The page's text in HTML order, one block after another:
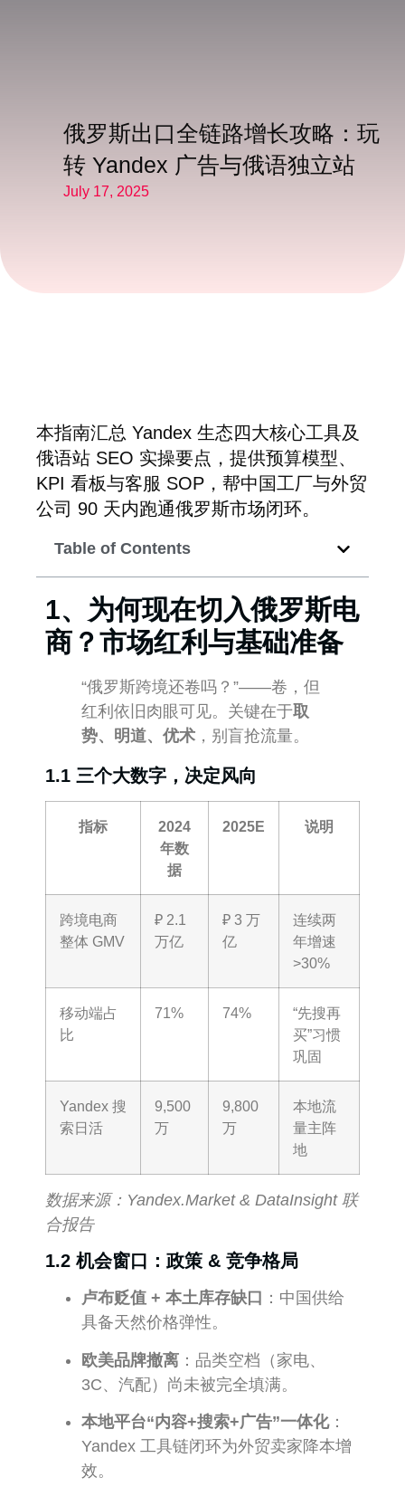
俄罗斯出口全链路增长攻略：玩
转 Yandex 广告与俄语独立站
July 17, 2025
本指南汇总 Yandex 生态四大核心工具及
俄语站 SEO 实操要点，提供预算模型、
KPI 看板与客服 SOP，帮中国工厂与外贸
公司 90 天内跑通俄罗斯市场闭环。
Table of Contents
1、为何现在切入俄罗斯电
商？市场红利与基础准备
“俄罗斯跨境还卷吗？”——卷，但
红利依旧肉眼可见。关键在于取
势、明道、优术 ，别盲抢流量。
1.1 三个大数字，决定风向
指标
2024
年数
据
2025E 说明
跨境电商
整体 GMV
₽ 2.1
万亿
₽ 3 万
亿
连续两
年增速
>30%
移动端占
比
71% 74%
“先搜再
买”习惯
巩固
Yandex 搜
索日活
9,500
万
9,800
万
本地流
量主阵
地
数据来源：Yandex.Market & DataInsight 联
合报告
1.2 机会窗口：政策 & 竞争格局
卢布贬值 + 本土库存缺口 ：中国供给
具备天然价格弹性。
欧美品牌撤离 ：品类空档（家电、
3C、汽配）尚未被完全填满。
本地平台“内容+搜索+广告”一体化：
Yandex 工具链闭环为外贸卖家降本增
效。